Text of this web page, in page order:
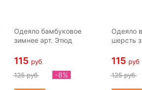
Одеяло бамбуковое
зимнее арт. Этюд
115 руб
125 руб
-8%
Одеяло
шерсть
115 руб
125 руб